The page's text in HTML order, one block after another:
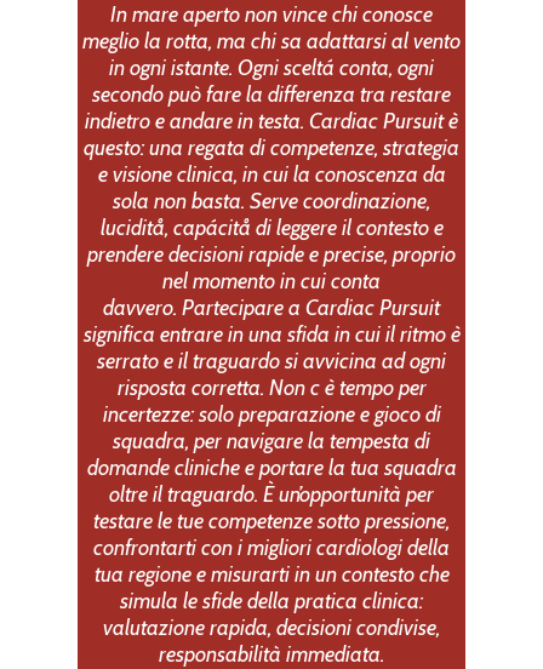
In mare aperto non vince chi conosce
meglio la rotta, ma chi sa adattarsi al vento
in ogni istante. Ogni sceltá conta, ogni
secondo può fare la differenza tra restare
indietro e andare in testa. Cardiac Pursuit è
questo: una regata di competenze, strategia
e visione clinica, in cui la conoscenza da
sola non basta. Serve coordinazione,
luciditå, capácitå di leggere il contesto e
prendere decisioni rapide e precise, proprio
nel momento in cui conta
davvero. Partecipare a Cardiac Pursuit
significa entrare in una sfida in cui il ritmo è
serrato e il traguardo si avvicina ad ogni
risposta corretta. Non c è tempo per
incertezze: solo preparazione e gioco di
squadra, per navigare la tempesta di
domande cliniche e portare la tua squadra
oltre il traguardo. È un’opportunità per
testare le tue competenze sotto pressione,
confrontarti con i migliori cardiologi della
tua regione e misurarti in un contesto che
simula le sfide della pratica clinica:
valutazione rapida, decisioni condivise,
responsabilità immediata.